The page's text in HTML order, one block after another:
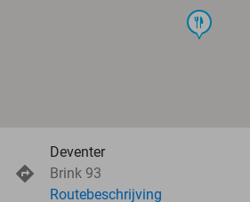
food
Deventer
Brink 93
Routebeschrijving